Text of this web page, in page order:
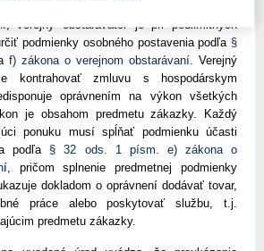
í, verejný obstarávateľ je pri podlimitných
podmienky osobného postavenia podľa §
f) zákona o verejnom obstarávaní. Verejný
kontrahovať zmluvu s hospodárskym
oprávnením na výkon všetkých
je obsahom predmetu zákazky. Každý
ponuku musí spĺňať podmienku účasti
podľa § 32 ods. 1 písm. e) zákona o
í, pričom splnenie predmetnej podmienky
dokladom o oprávnení dodávať tovar,
práce alebo poskytovať službu, t.j.
predmetu zákazky.